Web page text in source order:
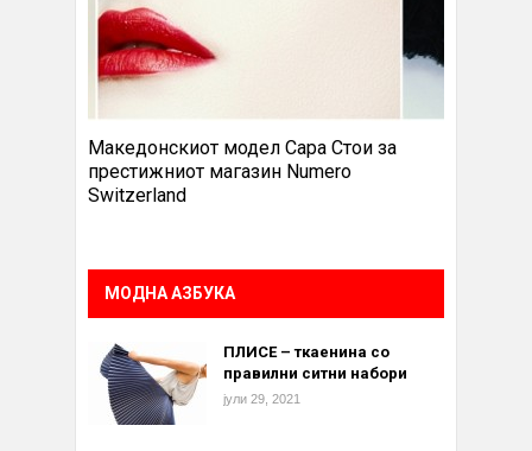
Македонскиот модел Сара Стои за
престижниот магазин Numero
Switzerland
МОДНА АЗБУКА
ПЛИСЕ – ткаенина со
правилни ситни набори
јули 29, 2021